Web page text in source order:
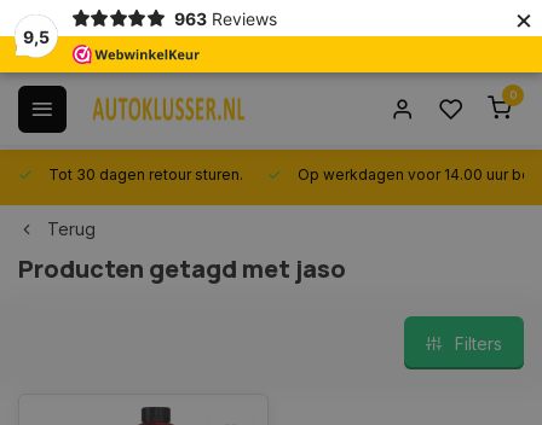
9,5
963 Reviews ×
0
Tot 30 dagen retour sturen. Op werkdagen voor 14.00 uur
Terug
Producten getagd met jaso
Filters